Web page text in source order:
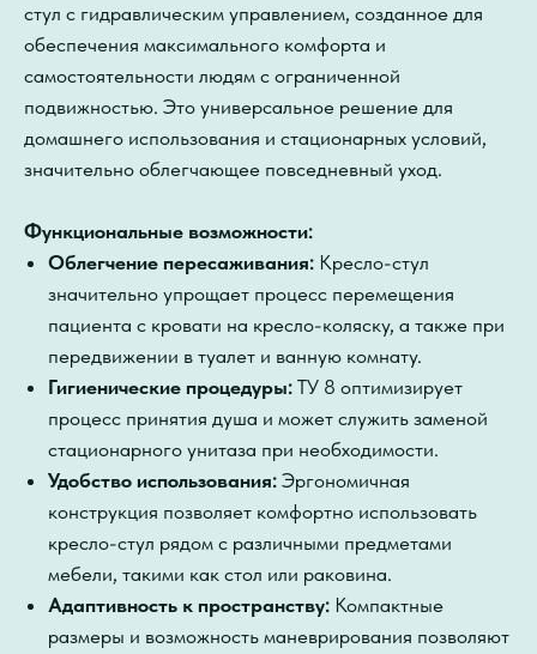
стул с гидравлическим управлением, созданное для
обеспечения максимального комфорта и
самостоятельности людям с ограниченной
подвижностью. Это универсальное решение для
домашнего использования и стационарных условий,
значительно облегчающее повседневный уход.
Функциональные возможности:
Облегчение пересаживания: Кресло-стул
значительно упрощает процесс перемещения
пациента с кровати на кресло-коляску, а также при
передвижении в туалет и ванную комнату.
Гигиенические процедуры: ТУ 8 оптимизирует
процесс принятия душа и может служить заменой
стационарного унитаза при необходимости.
Удобство использования: Эргономичная
конструкция позволяет комфортно использовать
кресло-стул рядом с различными предметами
мебели, такими как стол или раковина.
Адаптивность к пространству: Компактные
размеры и возможность маневрирования позволяют